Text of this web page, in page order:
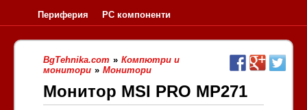
Периферия
PC компоненти
BgTehnika.com » Компютри и
монитори » Монитори
Монитор MSI PRO MP271